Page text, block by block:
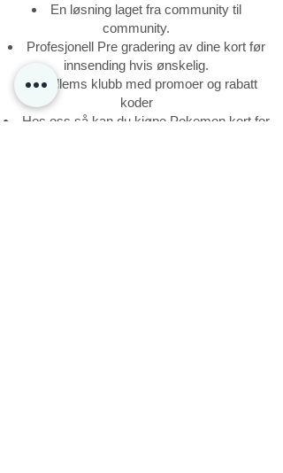
En løsning laget fra community til
community.
Profesjonell Pre gradering av dine kort før
innsending hvis ønskelig.
Medlems klubb med promoer og rabatt
koder
Hos oss så kan du kjøpe Pokemon kort for